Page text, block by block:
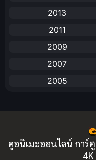
Animation แอนิเมชั่น
(25)
BBC (1)
2013
2011
2009
2007
2005
2001
1997
ดูอนิเมะออนไลน์ การ์